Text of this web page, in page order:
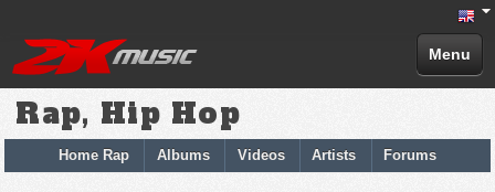
Menu
Rap, Hip Hop
Home Rap Albums Videos Artists Forums